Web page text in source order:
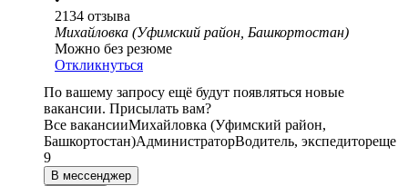
2134 отзыва
Михайловка (Уфимский район, Башкортостан)
Можно без резюме
Откликнуться
По вашему запросу ещё будут появляться новые
вакансии. Присылать вам?
Все вакансииМихайловка (Уфимский район,
Башкортостан)АдминистраторВодитель, экспедитореще
9
В мессенджер